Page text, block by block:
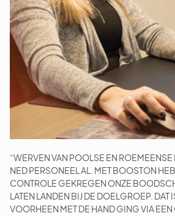
“WERVEN VAN POOLSE EN
NED PERSONEEL AL. MET BOOSTON
CONTROLE GEKREGEN ONZE
LATEN LANDEN BIJ DE DOELGROEP. DAT
VOORHEEN MET DE HAND GING VIA